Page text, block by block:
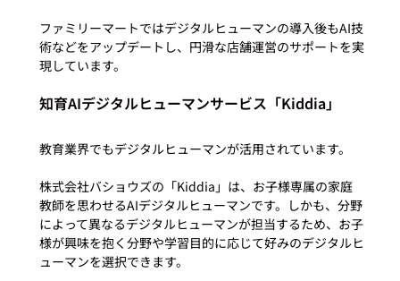
ファミリーマートではデジタルヒューマンの導入後もAI技
術などをアップデートし、円滑な店舗運営のサポートを実
知育AIデジタルヒューマンサービス「Kiddia」
教育業界でもデジタルヒューマンが活用されています。
株式会社バショウズの「Kiddia」は、お子様専属の家庭
教師を思わせるAIデジタルヒューマンです。しかも、分野
によって異なるデジタルヒューマンが担当するため、お子
様が興味を抱く分野や学習目的に応じて好みのデジタルヒ
ューマンを選択できます。